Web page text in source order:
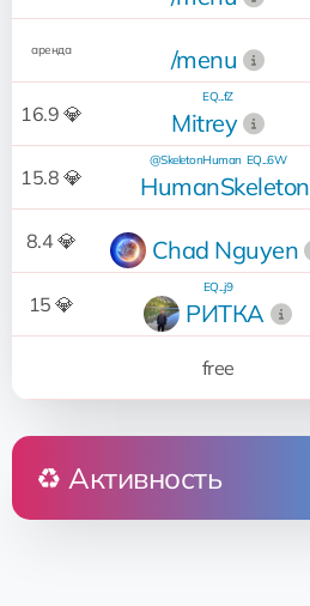
аренда /menu
16.9 💎 Mitrey
EQ...fZ
15.8 💎 HumanSkeleton
@SkeletonHuman EQ...6W
8.4 💎 Chad Nguyen
15 💎 РИТКА
EQ...j9
free
♻️ Активность